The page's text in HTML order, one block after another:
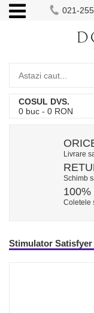
021-
COSUL DVS.
0 buc - 0 RON
Livrare
Schimb
100%
Coletele
Stimulator